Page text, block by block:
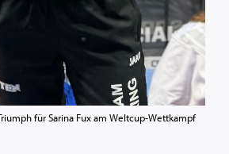
für Sarina Fux am Weltcup-Wettkampf